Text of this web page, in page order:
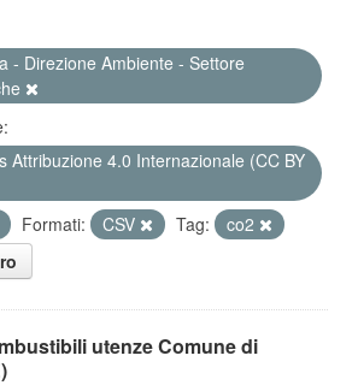
- Direzione Ambiente - Settore
Attribuzione 4.0 Internazionale (CC BY
Formati: CSV Tag:
co2
utenze Comune di